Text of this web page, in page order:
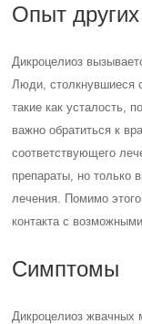
Опыт
Дикроцелиоз
Люди, столкнувшиеся
такие как усталость,
важно обратиться к
соответствующего
препараты, но только
лечения. Помимо
контакта с
Симптомы
Дикроцелиоз жвачных